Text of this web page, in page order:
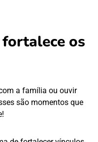
os
a família ou ouvir
são momentos que